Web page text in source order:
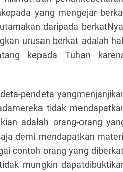
yang mengejar
daripada
urusan berkat adalah
kepada Tuhan
pendeta
tidak
adalah orang-orang
demi mendapatkan
contoh orang yang
mungkin